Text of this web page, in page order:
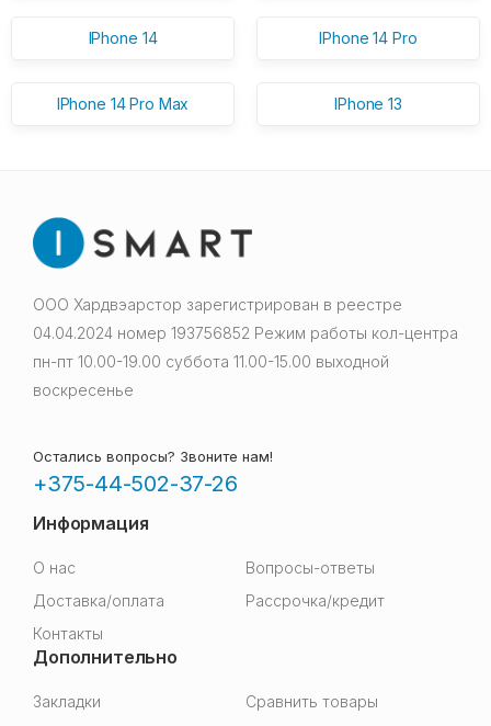
IPhone 14 IPhone 14 Pro
IPhone 14 Pro Max IPhone 13
ООО Хардвэарстор зарегистрирован в реестре
04.04.2024 номер 193756852 Режим работы кол-центра
пн-пт 10.00-19.00 суббота 11.00-15.00 выходной
воскресенье
Остались вопросы? Звоните нам!
+375-44-502-37-26
Информация
О нас
Вопросы-ответы
Доставка/оплата
Рассрочка/кредит
Контакты
Дополнительно
Закладки
Сравнить товары